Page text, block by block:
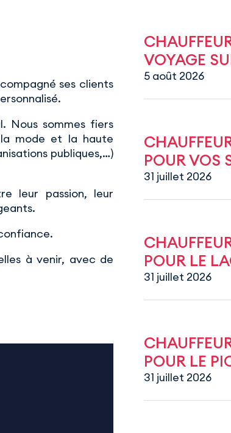
ses clients
Nous sommes fiers
la mode et la haute
publiques,…)
leur passion, leur
à venir, avec de
VOYAGE
5 août 2026
POUR VOS
31 juillet 2026
POUR LE
31 juillet 2026
POUR LE
31 juillet 2026